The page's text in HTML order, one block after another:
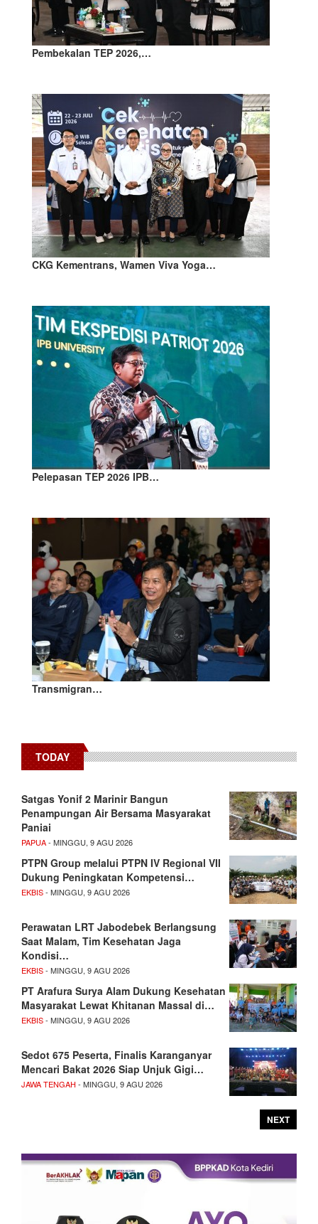
Pembekalan TEP 2026,…
CKG Kementrans, Wamen Viva Yoga…
Pelepasan TEP 2026 IPB…
Transmigran…
TODAY
Satgas Yonif 2 Marinir Bangun
Penampungan Air Bersama Masyarakat
Paniai
PAPUA- MINGGU, 9 AGU 2026
PTPN Group melalui PTPN IV Regional VII
Dukung Peningkatan Kompetensi…
EKBIS- MINGGU, 9 AGU 2026
Perawatan LRT Jabodebek Berlangsung
Saat Malam, Tim Kesehatan Jaga
Kondisi…
EKBIS- MINGGU, 9 AGU 2026
PT Arafura Surya Alam Dukung Kesehatan
Masyarakat Lewat Khitanan Massal di…
EKBIS- MINGGU, 9 AGU 2026
Sedot 675 Peserta, Finalis Karanganyar
Mencari Bakat 2026 Siap Unjuk Gigi…
JAWA TENGAH - MINGGU, 9 AGU 2026
NEXT